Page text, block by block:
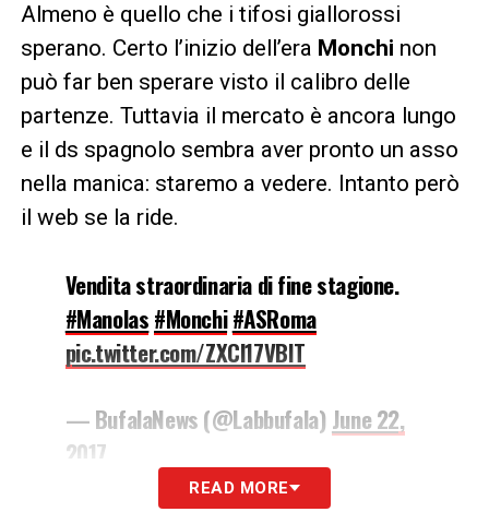
Almeno è quello che i tifosi giallorossi
sperano. Certo l’inizio dell’era Monchi non
può far ben sperare visto il calibro delle
partenze. Tuttavia il mercato è ancora lungo
e il ds spagnolo sembra aver pronto un asso
nella manica: staremo a vedere. Intanto però
il web se la ride.
Vendita straordinaria di fine stagione.
#Manolas#Monchi#ASRoma
pic.twitter.com/ZXCl17VBIT
— BufalaNews (@Labbufala) June 22,
2017
READ MORE